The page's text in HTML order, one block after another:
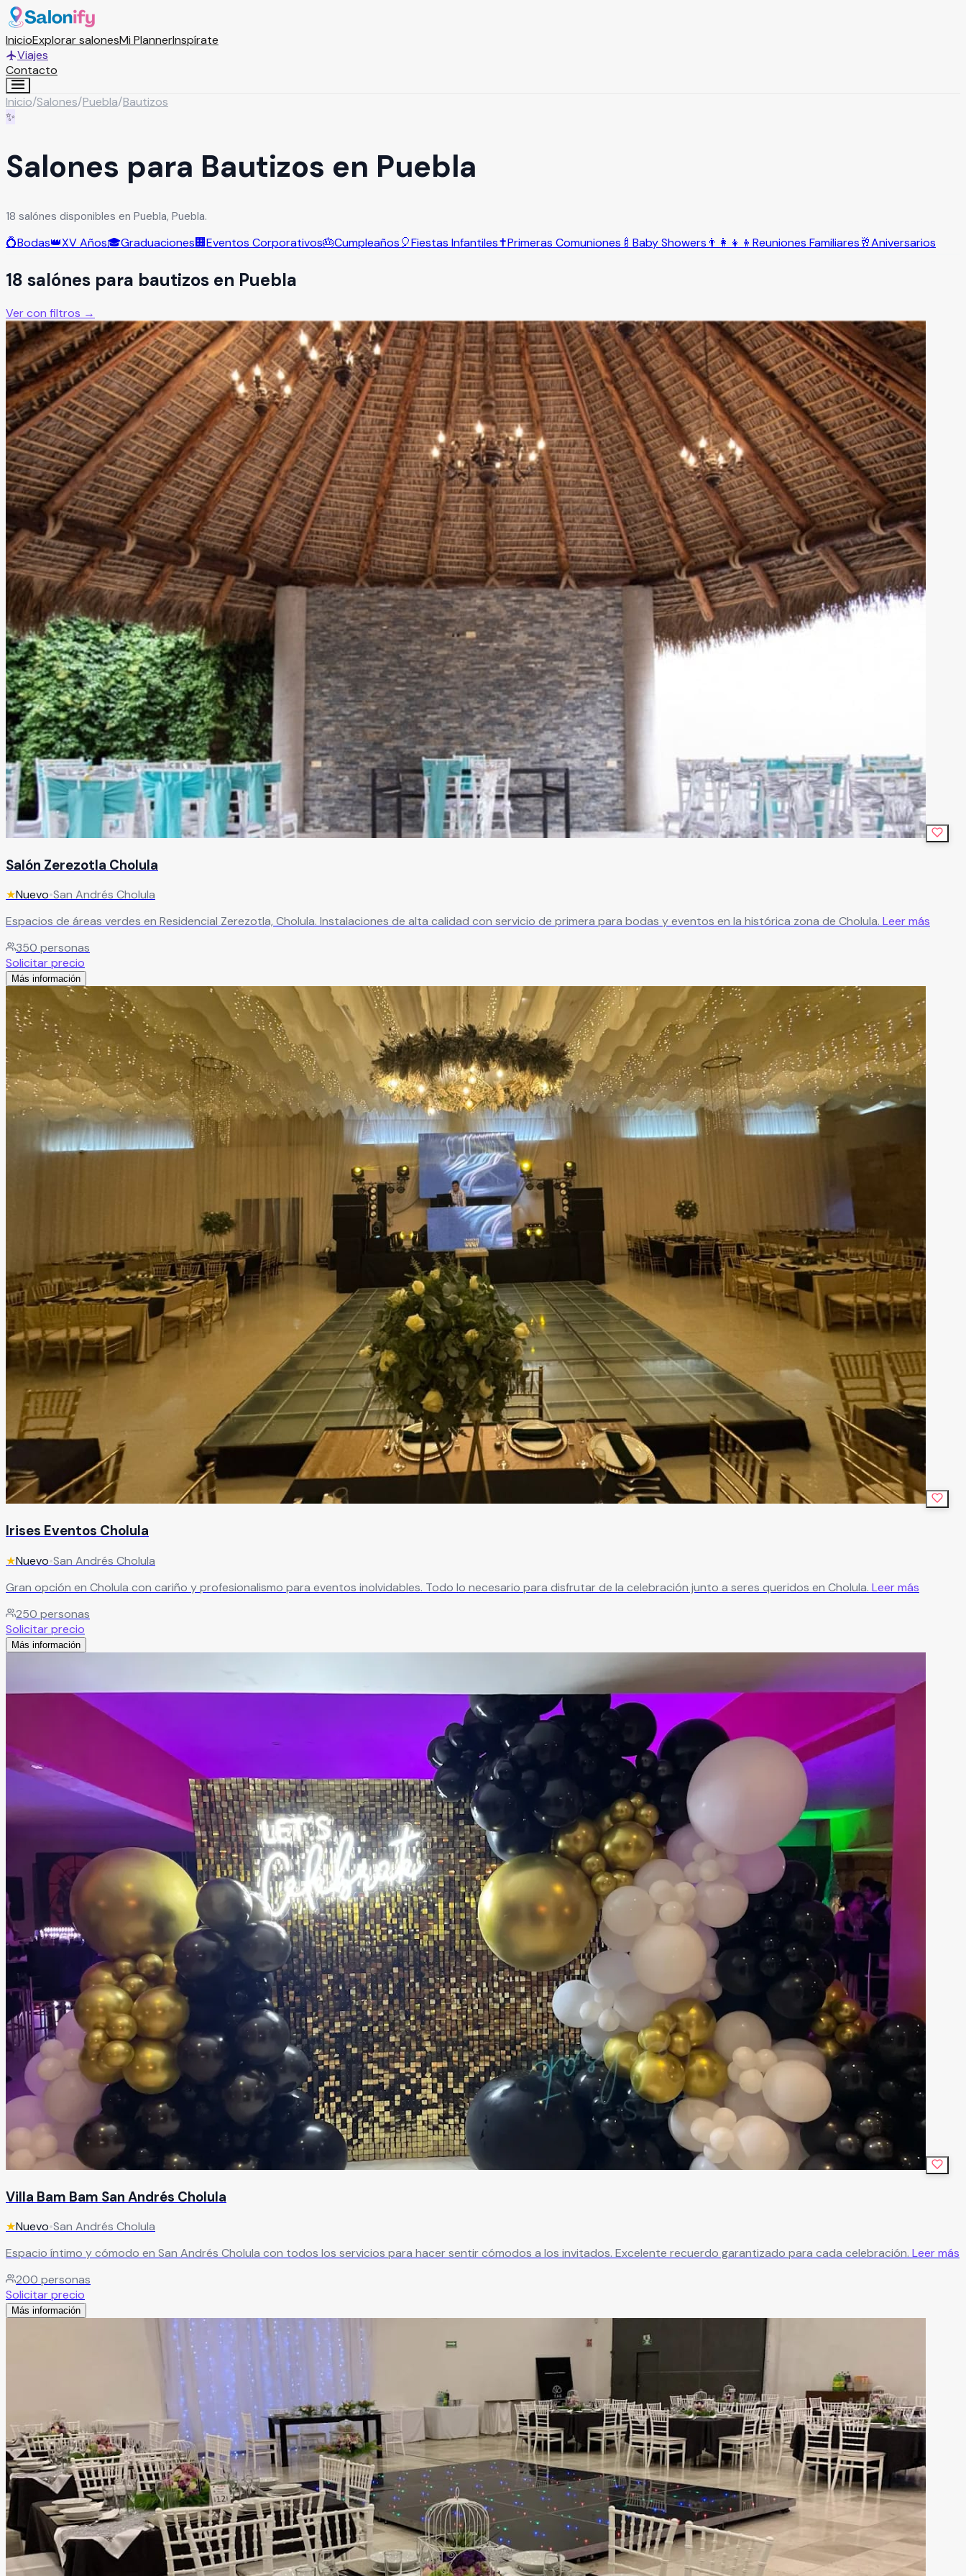
InicioExplorar salonesMi PlannerInspírate
Viajes
Contacto
Inicio/Salones/Puebla/Bautizos
✨
Salones para Bautizos en Puebla
18 salónes disponibles en Puebla, Puebla.
💍Bodas👑XV Años🎓Graduaciones🏢Eventos Corporativos🎂Cumpleaños🎈Fiestas Infantiles✝️Primeras Comuniones 🍼 Baby Showers 👨‍👩‍👧‍👦 Reuniones Familiares🥂Aniversarios
18 salónes para bautizos en Puebla
Ver con filtros →
Salón Zerezotla Cholula
★Nuevo•San Andrés Cholula
Espacios de áreas verdes en Residencial Zerezotla, Cholula. Instalaciones de alta calidad con servicio de primera para bodas y eventos en la histórica zona de Cholula. Leer más
350 personas
Solicitar precio
Más información
Irises Eventos Cholula
★Nuevo•San Andrés Cholula
Gran opción en Cholula con cariño y profesionalismo para eventos inolvidables. Todo lo necesario para disfrutar de la celebración junto a seres queridos en Cholula. Leer más
250 personas
Solicitar precio
Más información
Villa Bam Bam San Andrés Cholula
★Nuevo•San Andrés Cholula
Espacio íntimo y cómodo en San Andrés Cholula con todos los servicios para hacer sentir cómodos a los invitados. Excelente recuerdo garantizado para cada celebración. Leer más
200 personas
Solicitar precio
Más información